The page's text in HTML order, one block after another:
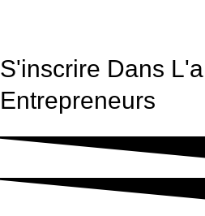
S'inscrire Dans
Entrepreneurs